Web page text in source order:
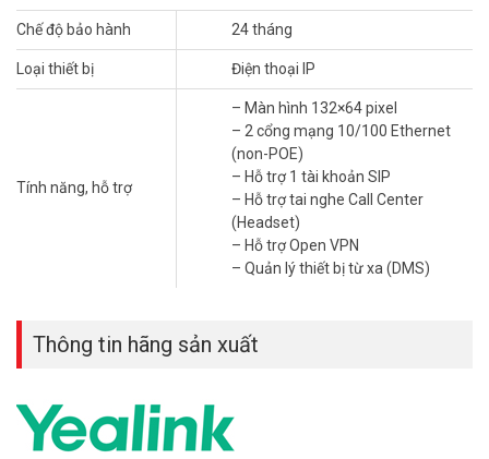
Tại Sao Chọn Yealink SIP-T30?
Thiết Kế Tinh Tế, Thân Thiện Người Dùng
Điện thoại IP Yealink SIP-T30 có màn hình LCD 2.3 inch (132×64
pixel) hiển thị rõ ràng. Thiết kế nhỏ gọn, chân đế đa góc điều chỉnh
linh hoạt. Phím bấm nhạy, tay cầm chắc chắn đảm bảo thao tác
Âm Thanh HD, Hỗ Trợ Hội Nghị
Sản phẩm sử dụng công nghệ Yealink HD Voice, lọc tiếng ồn thông
lượng cao.
Yealink SIP-T30 hỗ trợ 1 tài khoản SIP, 2 cổng mạng 10/100 Mbps.
Tương thích với các tổng đài IP chuẩn SIP, tích hợp nền tảng quản lý
Chế độ bảo hành 24 tháng
Loại thiết bị Điện thoại IP
Tính năng, hỗ trợ
– Màn hình 132×64 pixel
– 2 cổng mạng 10/100 Ethernet
(non-POE)
– Hỗ trợ 1 tài khoản SIP
– Hỗ trợ tai nghe Call Center
(Headset)
– Hỗ trợ Open VPN
– Quản lý thiết bị từ xa (DMS)
Thông tin hãng sản xuất